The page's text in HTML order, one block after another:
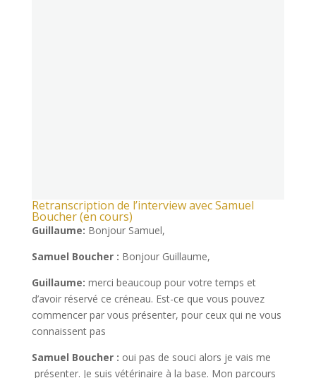
Retranscription de l’interview avec Samuel
Boucher (en cours)
Guillaume: Bonjour Samuel,
Samuel Boucher : Bonjour Guillaume,
Guillaume: merci beaucoup pour votre temps et
d’avoir réservé ce créneau. Est-ce que vous pouvez
commencer par vous présenter, pour ceux qui ne vous
connaissent pas
Samuel Boucher : oui pas de souci alors je vais me
présenter. Je suis vétérinaire à la base. Mon parcours